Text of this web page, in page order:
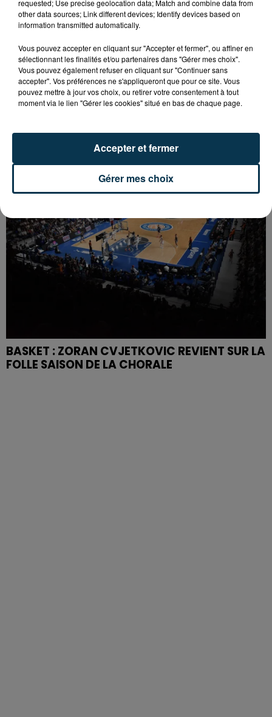
LOIRE
BASKET : ZORAN CVJETKOVIC REVIENT SUR LA
FOLLE SAISON DE LA CHORALE
requested; Use precise geolocation data; Match and combine data from
other data sources; Link different devices; Identify devices based on
information transmitted automatically.
Vous pouvez accepter en cliquant sur "Accepter et fermer", ou affiner en
sélectionnant les finalités et/ou partenaires dans "Gérer mes choix".
Vous pouvez également refuser en cliquant sur "Continuer sans
accepter". Vos préférences ne s'appliqueront que pour ce site. Vous
pouvez mettre à jour vos choix, ou retirer votre consentement à tout
moment via le lien "Gérer les cookies" situé en bas de chaque page.
Gérer mes choix
Accepter et fermer